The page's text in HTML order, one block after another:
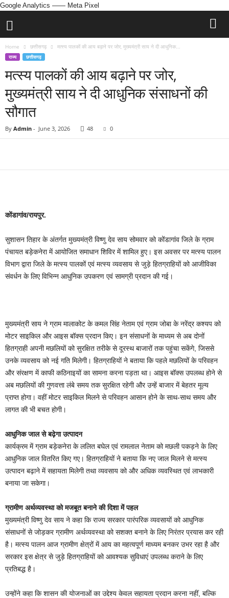
Google Analytics —— Meta Pixel
Home छत्तीसगढ़ मत्स्य पालकों की आय बढ़ाने पर जोर, मुख्यमंत्री साय ने दी आधुनिक...
राज्य छत्तीसगढ़
मत्स्य पालकों की आय बढ़ाने पर जोर,
मुख्यमंत्री साय ने दी आधुनिक संसाधनों की
सौगात
By Admin - June 3, 2026 48 0
कोंडागांव/रायपुर.
सुशासन तिहार के अंतर्गत मुख्यमंत्री विष्णु देव साय सोमवार को कोंडागांव जिले के ग्राम
पंचायत बड़ेकनेरा में आयोजित समाधान शिविर में शामिल हुए। इस अवसर पर मत्स्य पालन
विभाग द्वारा जिले के मत्स्य पालकों एवं मत्स्य व्यवसाय से जुड़े हितग्राहियों को आजीविका
संवर्धन के लिए विभिन्न आधुनिक उपकरण एवं सामग्री प्रदान की गई।
मुख्यमंत्री साय ने ग्राम मालाकोट के कमल सिंह नेताम एवं ग्राम जोबा के नरेंद्र कश्यप को
मोटर साइकिल और आइस बॉक्स प्रदान किए। इन संसाधनों के माध्यम से अब दोनों
हितग्राही अपनी मछलियों को सुरक्षित तरीके से दूरस्थ बाजारों तक पहुंचा सकेंगे, जिससे
उनके व्यवसाय को नई गति मिलेगी। हितग्राहियों ने बताया कि पहले मछलियों के परिवहन
और संरक्षण में काफी कठिनाइयों का सामना करना पड़ता था। आइस बॉक्स उपलब्ध होने से
अब मछलियों की गुणवत्ता लंबे समय तक सुरक्षित रहेगी और उन्हें बाजार में बेहतर मूल्य
प्राप्त होगा। वहीं मोटर साइकिल मिलने से परिवहन आसान होने के साथ-साथ समय और
लागत की भी बचत होगी।
आधुनिक जाल से बढ़ेगा उत्पादन
कार्यक्रम में ग्राम बड़ेकनेरा के ललित बघेल एवं रामलाल नेताम को मछली पकड़ने के लिए
आधुनिक जाल वितरित किए गए। हितग्राहियों ने बताया कि नए जाल मिलने से मत्स्य
उत्पादन बढ़ाने में सहायता मिलेगी तथा व्यवसाय को और अधिक व्यवस्थित एवं लाभकारी
बनाया जा सकेगा।
ग्रामीण अर्थव्यवस्था को मजबूत बनाने की दिशा में पहल
मुख्यमंत्री विष्णु देव साय ने कहा कि राज्य सरकार पारंपरिक व्यवसायों को आधुनिक
संसाधनों से जोड़कर ग्रामीण अर्थव्यवस्था को सशक्त बनाने के लिए निरंतर प्रयास कर रही
है। मत्स्य पालन आज ग्रामीण क्षेत्रों में आय का महत्वपूर्ण माध्यम बनकर उभर रहा है और
सरकार इस क्षेत्र से जुड़े हितग्राहियों को आवश्यक सुविधाएं उपलब्ध कराने के लिए
प्रतिबद्ध है।
उन्होंने कहा कि शासन की योजनाओं का उद्देश्य केवल सहायता प्रदान करना नहीं, बल्कि